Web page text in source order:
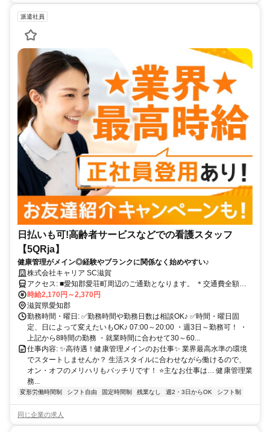
派遣社員
日払いも可!高齢者サービスなどでの看護スタッフ
【5QRja】
健康管理がメイン◎経験やブランクに関係なく始めやすい♪
株式会社キャリア SC滋賀
アクセス: ■愛知郡愛荘町周辺のご通勤となります。 ＊交通費全額支
給 ＊車通勤・バイク通勤OK（ガソリン代支給） ＊自転車通勤OK
時給2,170円～2,370円
滋賀県愛知郡
勤務時間・曜日: ✅勤務時間や勤務日数は相談OK♪ ✅時間・曜日固
定、日によって変えたいもOK♪ 07:00～20:00 ・週3日～勤務可！ ・
上記から8時間の勤務 ・就業時間に合わせて30～60...
仕事内容: ✨高待遇！健康管理メインのお仕事✨ 業界最高水準の環境
でスタートしませんか？ 生活スタイルに合わせながら働けるので、
オン・オフのメリハリもバッチリです！ ⭐主なお仕事は… 健康管理業
務...
変形労働時間制 シフト自由 固定時間制 残業なし 週2・3日からOK シフト制
同じ企業の求人